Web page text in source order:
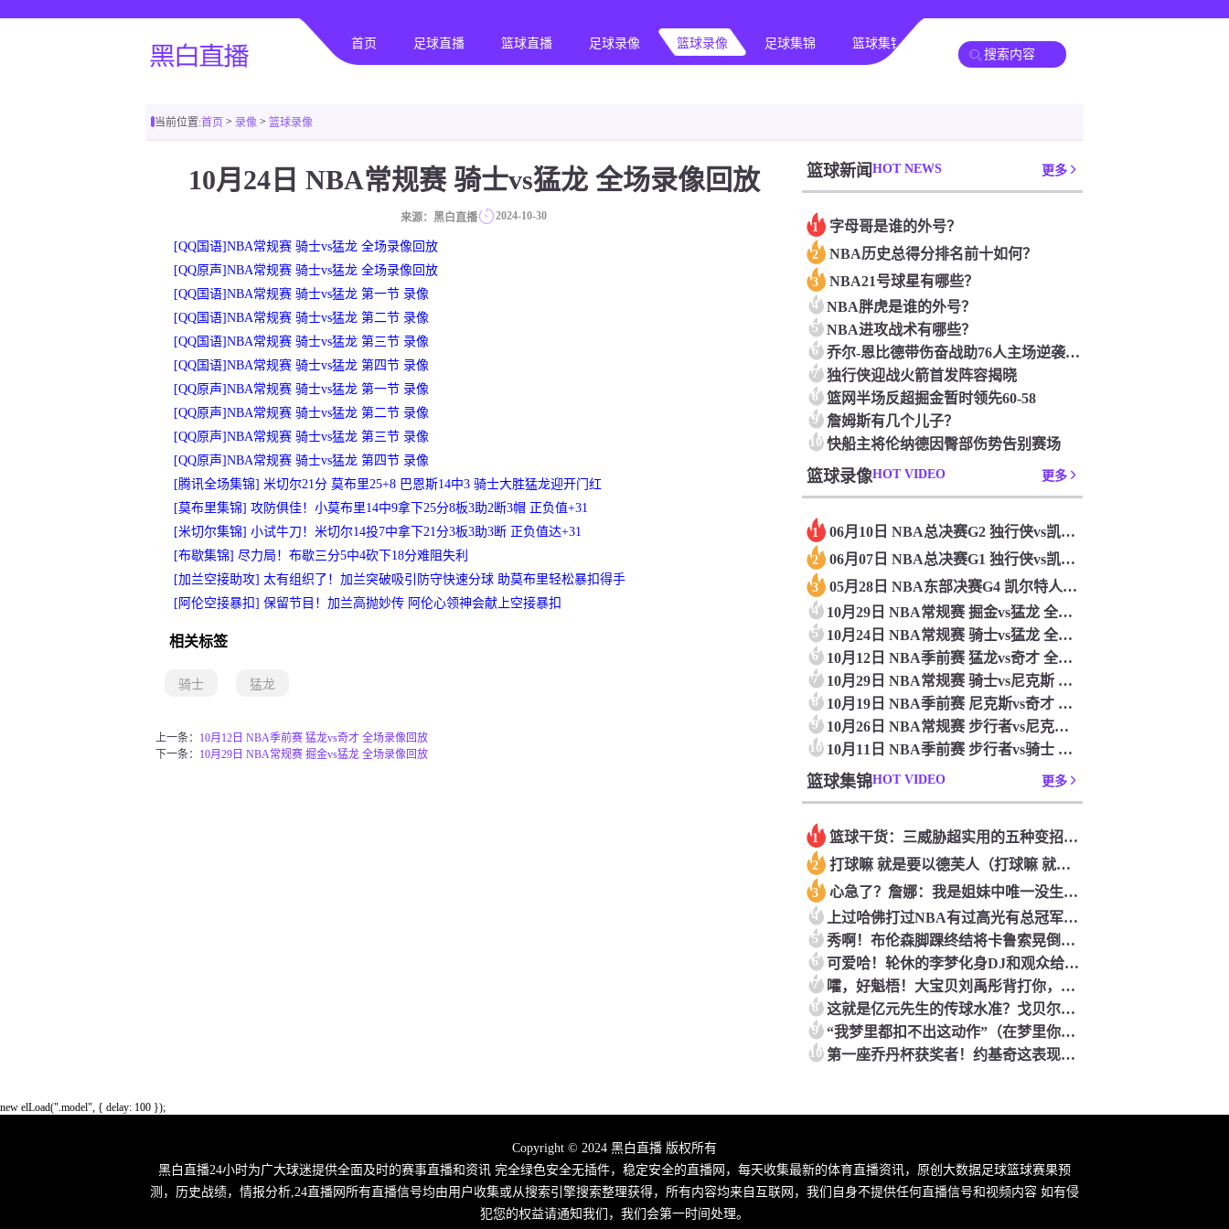
首页 足球直播 篮球直播 足球录像 篮球录像 足球集锦 篮球集锦 足球新闻 篮球新闻
当前位置:首页 > 录像 > 篮球录像
10月24日 NBA常规赛 骑士vs猛龙 全场录像回放
来源：黑白直播 2024-10-30
[QQ国语]NBA常规赛 骑士vs猛龙 全场录像回放
[QQ原声]NBA常规赛 骑士vs猛龙 全场录像回放
[QQ国语]NBA常规赛 骑士vs猛龙 第一节 录像
[QQ国语]NBA常规赛 骑士vs猛龙 第二节 录像
[QQ国语]NBA常规赛 骑士vs猛龙 第三节 录像
[QQ国语]NBA常规赛 骑士vs猛龙 第四节 录像
[QQ原声]NBA常规赛 骑士vs猛龙 第一节 录像
[QQ原声]NBA常规赛 骑士vs猛龙 第二节 录像
[QQ原声]NBA常规赛 骑士vs猛龙 第三节 录像
[QQ原声]NBA常规赛 骑士vs猛龙 第四节 录像
[腾讯全场集锦] 米切尔21分 莫布里25+8 巴恩斯14中3 骑士大胜猛龙迎开门红
[莫布里集锦] 攻防俱佳！小莫布里14中9拿下25分8板3助2断3帽 正负值+31
[米切尔集锦] 小试牛刀！米切尔14投7中拿下21分3板3助3断 正负值达+31
[布歇集锦] 尽力局！布歇三分5中4砍下18分难阻失利
[加兰空接助攻] 太有组织了！加兰突破吸引防守快速分球 助莫布里轻松暴扣得手
[阿伦空接暴扣] 保留节目！加兰高抛妙传 阿伦心领神会献上空接暴扣
相关标签
骑士 猛龙
上一条： 10月12日 NBA季前赛 猛龙vs奇才 全场录像回放
下一条： 10月29日 NBA常规赛 掘金vs猛龙 全场录像回放
篮球新闻 HOT NEWS 更多
1 字母哥是谁的外号？
2 NBA历史总得分排名前十如何？
3 NBA21号球星有哪些？
4 NBA胖虎是谁的外号？
5 NBA进攻战术有哪些？
6 乔尔-恩比德带伤奋战助76人主场逆袭猛龙
7 独行侠迎战火箭首发阵容揭晓
8 篮网半场反超掘金暂时领先60-58
9 詹姆斯有几个儿子？
10 快船主将伦纳德因臀部伤势告别赛场
篮球录像HOT VIDEO 更多
1 06月10日 NBA总决赛G2 独行侠vs凯尔特人 全场录像回放
2 06月07日 NBA总决赛G1 独行侠vs凯尔特人 全场录像回放
3 05月28日 NBA东部决赛G4 凯尔特人vs步行者 全场录像回放
4 10月29日 NBA常规赛 掘金vs猛龙 全场录像回放
5 10月24日 NBA常规赛 骑士vs猛龙 全场录像回放
6 10月12日 NBA季前赛 猛龙vs奇才 全场录像回放
7 10月29日 NBA常规赛 骑士vs尼克斯 全场录像回放
8 10月19日 NBA季前赛 尼克斯vs奇才 全场录像回放
9 10月26日 NBA常规赛 步行者vs尼克斯 全场录像回放
10 10月11日 NBA季前赛 步行者vs骑士 全场录像回放
篮球集锦HOT VIDEO 更多
1 篮球干货：三威胁超实用的五种变招（篮球三威胁姿势动作要领口诀）
2 打球嘛 就是要以德芙人（打球嘛 就是要以德芙人为主）
3 心急了？詹娜：我是姐妹中唯一没生孩子的，我要立刻马上生孩子！（詹娜二胎）
4 上过哈佛打过NBA有过高光有总冠军，他活成了每男生梦想中的样子（哈佛出来的nba球员）
5 秀啊！布伦森脚踝终结将卡鲁索晃倒坐地！再三分杀死比赛（布伦森集锦）
6 可爱哈！轮休的李梦化身DJ和观众给队友助威（李梦表演视频）
7 嚯，好魁梧！大宝贝刘禹彤背打你，你能顶住吗？
8 这就是亿元先生的传球水准？戈贝尔发球直接相当于送给对手了！（戈贝尔十佳球）
9 “我梦里都扣不出这动作”（在梦里你还这么抠是不是过分了）
10 第一座乔丹杯获奖者！约基奇这表现实至名归！（乔丹 约克）
new elLoad(".model", { delay: 100 });
Copyright © 2024 黑白直播 版权所有
黑白直播24小时为广大球迷提供全面及时的赛事直播和资讯 完全绿色安全无插件，稳定安全的直播网，每天收集最新的体育直播资讯，原创大数据足球篮球赛果预
测，历史战绩，情报分析,24直播网所有直播信号均由用户收集或从搜索引擎搜索整理获得，所有内容均来自互联网，我们自身不提供任何直播信号和视频内容 如有侵
犯您的权益请通知我们，我们会第一时间处理。